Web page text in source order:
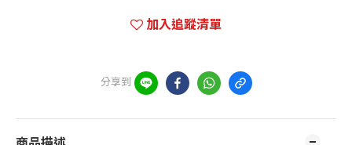
加入追蹤清單
分享到